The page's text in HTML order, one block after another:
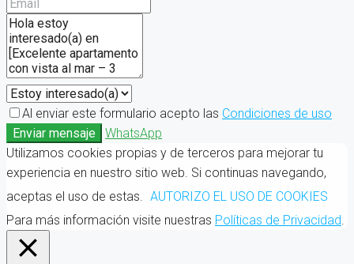
Al enviar este formulario acepto las Condiciones de uso
Enviar mensaje
WhatsApp
Utilizamos cookies propias y de terceros para mejorar tu
experiencia en nuestro sitio web. Si continuas navegando,
aceptas el uso de estas.
AUTORIZO EL USO DE COOKIES
Para más información visite nuestras Políticas de Privacidad